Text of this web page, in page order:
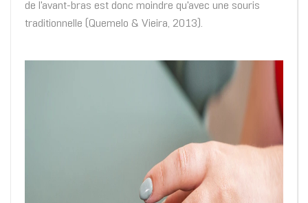
de l'avant-bras est donc moindre qu'avec une souris
traditionnelle (Quemelo & Vieira, 2013).